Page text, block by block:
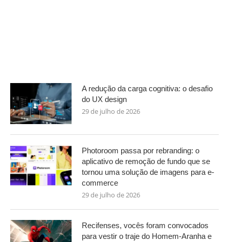
A redução da carga cognitiva: o desafio
do UX design
29 de julho de 2026
Photoroom passa por rebranding: o
aplicativo de remoção de fundo que se
tornou uma solução de imagens para e-
commerce
29 de julho de 2026
Recifenses, vocês foram convocados
para vestir o traje do Homem-Aranha e